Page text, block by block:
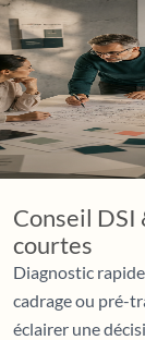
Conseil DSI
courtes
Diagnostic
cadrage ou pré-
éclairer une